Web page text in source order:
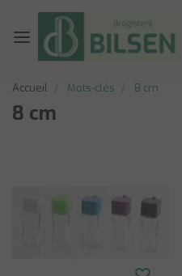
Accueil Mots-clés 8 cm
8 cm